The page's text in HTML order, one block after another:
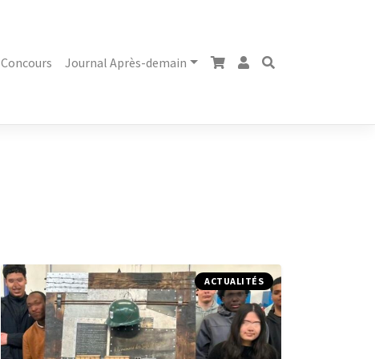
Concours Journal Après-demain
ACTUALITÉS